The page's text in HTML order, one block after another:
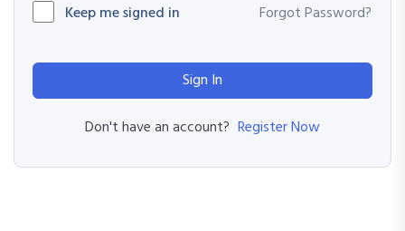
Keep me signed in Forgot Password?
Sign In
Don't have an account? Register Now